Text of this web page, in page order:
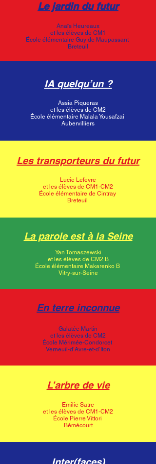
La parole est à la Seine
Yan Tomaszewski
et les élèves de CM2 B
École élémentaire Makarenko B
Vitry-sur-Seine
Les transporteurs du futur
Lucie Lefevre
et les élèves de CM1-CM2
École élémentaire de Cintray
Breteuil
Le jardin du futur
Anaïs Heureaux
et les élèves de CM1
École élémentaire Guy de Maupassant
Breteuil
IA quelqu’un ?
Assia Piqueras
et les élèves de CM2
École élémentaire Malala Yousafzai
Aubervilliers
En terre inconnue
Galatée Martin
et les élèves de CM2
École Mérimée-Condorcet
Verneuil-d’Avre-et-d’Iton
L’arbre de vie
Emilie Satre
et les élèves de CM1-CM2
École Pierre Vittori
Bémécourt